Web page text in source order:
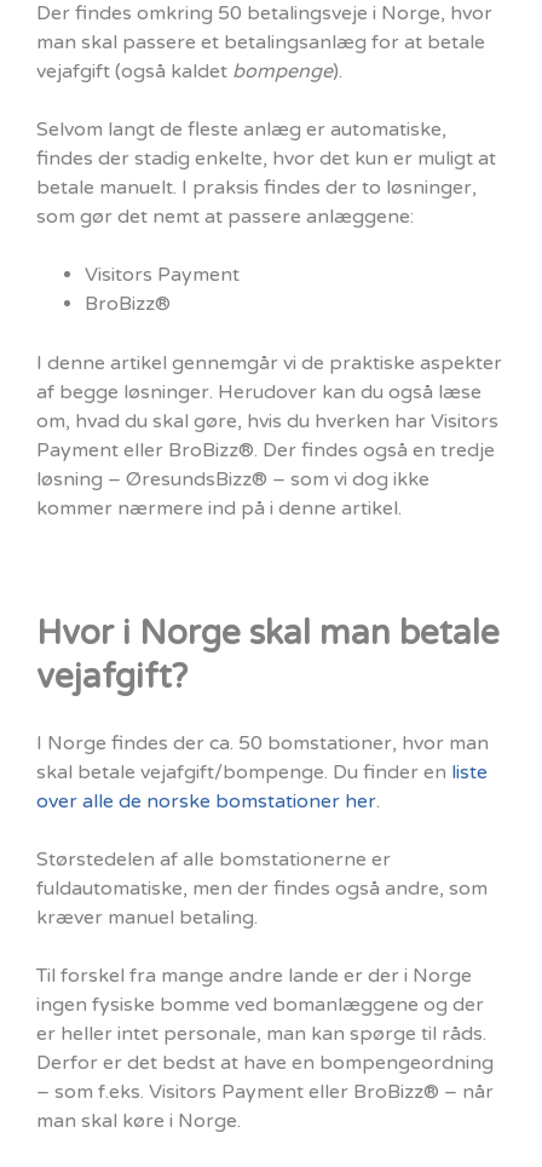
Der findes omkring 50 betalingsveje i Norge, hvor
man skal passere et betalingsanlæg for at betale
vejafgift (også kaldet bompenge).
Selvom langt de fleste anlæg er automatiske,
findes der stadig enkelte, hvor det kun er muligt at
betale manuelt. I praksis findes der to løsninger,
som gør det nemt at passere anlæggene:
Visitors Payment
BroBizz®
I denne artikel gennemgår vi de praktiske aspekter
af begge løsninger. Herudover kan du også læse
om, hvad du skal gøre, hvis du hverken har Visitors
Payment eller BroBizz®. Der findes også en tredje
løsning – ØresundsBizz® – som vi dog ikke
kommer nærmere ind på i denne artikel.
Hvor i Norge skal man betale
vejafgift?
I Norge findes der ca. 50 bomstationer, hvor man
skal betale vejafgift/bompenge. Du finder en liste
over alle de norske bomstationer her.
Størstedelen af alle bomstationerne er
fuldautomatiske, men der findes også andre, som
kræver manuel betaling.
Til forskel fra mange andre lande er der i Norge
ingen fysiske bomme ved bomanlæggene og der
er heller intet personale, man kan spørge til råds.
Derfor er det bedst at have en bompengeordning
– som f.eks. Visitors Payment eller BroBizz® – når
man skal køre i Norge.